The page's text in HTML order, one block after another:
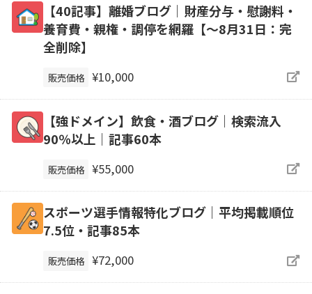
【40記事】離婚ブログ｜財産分与・慰謝料・
養育費・親権・調停を網羅【～8月31日：完
全削除】
販売価格 ¥10,000
【強ドメイン】飲食・酒ブログ｜検索流入
90％以上｜記事60本
販売価格 ¥55,000
スポーツ選手情報特化ブログ｜平均掲載順位
7.5位・記事85本
販売価格 ¥72,000